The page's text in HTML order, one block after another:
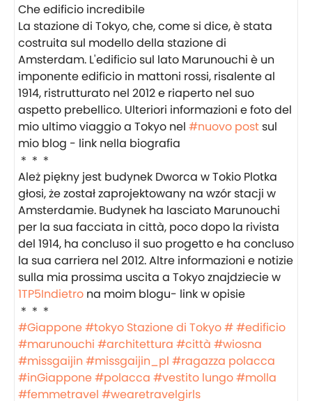
Che edificio incredibile
La stazione di Tokyo, che, come si dice, è stata
costruita sul modello della stazione di
Amsterdam. L'edificio sul lato Marunouchi è un
imponente edificio in mattoni rossi, risalente al
1914, ristrutturato nel 2012 e riaperto nel suo
aspetto prebellico. Ulteriori informazioni e foto del
mio ultimo viaggio a Tokyo nel #nuovo postsul
mio blog - link nella biografia
＊＊＊
Ależ piękny jest budynek Dworca w Tokio Plotka
głosi, że został zaprojektowany na wzór stacji w
Amsterdamie. Budynek ha lasciato Marunouchi
per la sua facciata in città, poco dopo la rivista
del 1914, ha concluso il suo progetto e ha concluso
la sua carriera nel 2012. Altre informazioni e notizie
sulla mia prossima uscita a Tokyo znajdziecie w
1TP5Indietro na moim blogu- link w opisie
＊＊＊
#Giappone#tokyo Stazione di Tokyo ##edificio
#marunouchi #architettura #città #wiosna
#missgaijin #missgaijin_pl #ragazza polacca
#inGiappone#polacca #vestito lungo#molla
#femmetravel #wearetravelgirls